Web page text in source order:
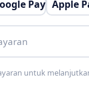
kepentingan
ini kami
Pay Apple
untuk